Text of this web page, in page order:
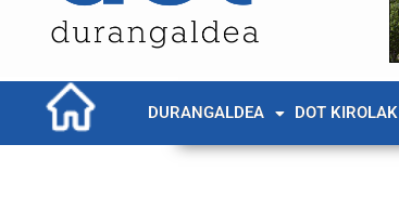
DURANGALDEA DOT KIROLAK